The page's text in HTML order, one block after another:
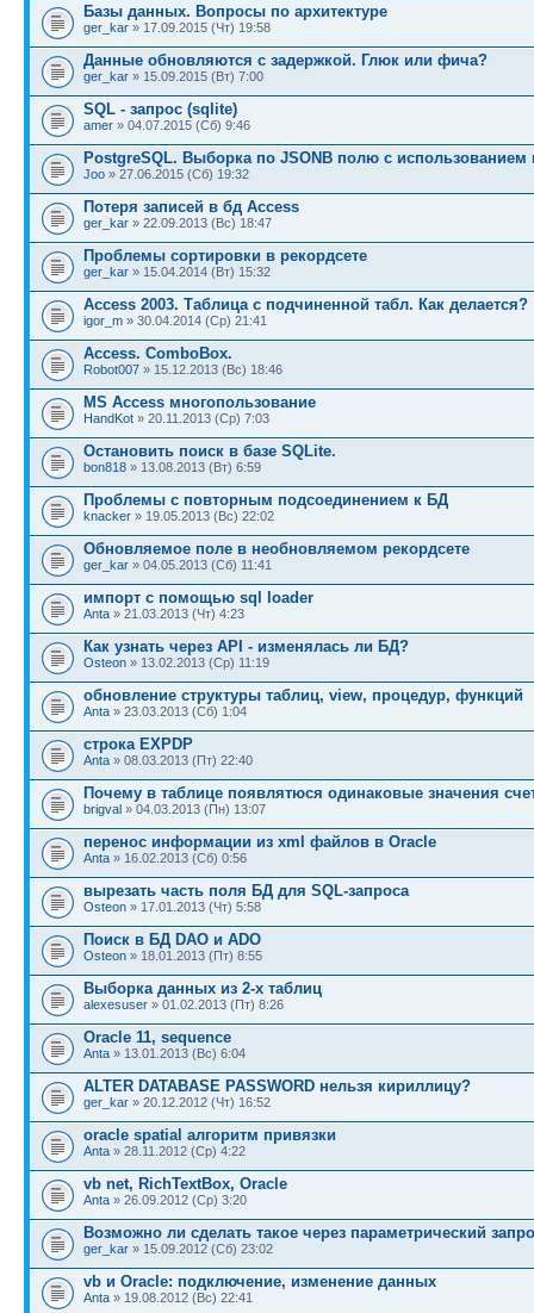
Базы данных. Вопросы по архитектуре
ger_kar » 17.09.2015 (Чт) 19:58
Данные обновляются с задержкой. Глюк или фича?
ger_kar » 15.09.2015 (Вт) 7:00
SQL - запрос (sqlite)
amer » 04.07.2015 (Сб) 9:46
PostgreSQL. Выборка по JSONB полю с использованием
Joo » 27.06.2015 (Сб) 19:32
Потеря записей в бд Access
ger_kar » 22.09.2013 (Вс) 18:47
Проблемы сортировки в рекордсете
ger_kar » 15.04.2014 (Вт) 15:32
Access 2003. Таблица с подчиненной табл. Как делается?
igor_m » 30.04.2014 (Ср) 21:41
Access. ComboBox.
Robot007 » 15.12.2013 (Вс) 18:46
MS Access многопользование
HandKot » 20.11.2013 (Ср) 7:03
Остановить поиск в базе SQLite.
bon818 » 13.08.2013 (Вт) 6:59
Проблемы с повторным подсоединением к БД
knacker » 19.05.2013 (Вс) 22:02
Обновляемое поле в необновляемом рекордсете
ger_kar » 04.05.2013 (Сб) 11:41
импорт с помощью sql loader
Anta » 21.03.2013 (Чт) 4:23
Как узнать через API - изменялась ли БД?
Osteon » 13.02.2013 (Ср) 11:19
обновление структуры таблиц, view, процедур, функций
Anta » 23.03.2013 (Сб) 1:04
строка EXPDP
Anta » 08.03.2013 (Пт) 22:40
Почему в таблице появлятюся одинаковые значения
brigval » 04.03.2013 (Пн) 13:07
перенос информации из xml файлов в Oracle
Anta » 16.02.2013 (Сб) 0:56
вырезать часть поля БД для SQL-запроса
Osteon » 17.01.2013 (Чт) 5:58
Поиск в БД DAO и ADO
Osteon » 18.01.2013 (Пт) 8:55
Выборка данных из 2-х таблиц
alexesuser » 01.02.2013 (Пт) 8:26
Oracle 11, sequence
Anta » 13.01.2013 (Вс) 6:04
ALTER DATABASE PASSWORD нельзя кириллицу?
ger_kar » 20.12.2012 (Чт) 16:52
oracle spatial алгоритм привязки
Anta » 28.11.2012 (Ср) 4:22
vb net, RichTextBox, Oracle
Anta » 26.09.2012 (Ср) 3:20
Возможно ли сделать такое через параметрический
ger_kar » 15.09.2012 (Сб) 23:02
vb и Oracle: подключение, изменение данных
Anta » 19.08.2012 (Вс) 22:41